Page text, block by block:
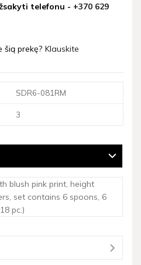
telefonu - +370 629
šią prekę? Klauskite
SDR6-081RM
3
blush pink print, height
set contains 6 spoons, 6
pc.)